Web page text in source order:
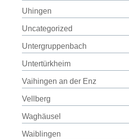
Uhingen
Uncategorized
Untergruppenbach
Untertürkheim
Vaihingen an der Enz
Vellberg
Waghäusel
Waiblingen